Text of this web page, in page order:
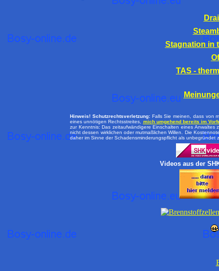
Stagnation in
TAS -
Hinweis! Schutzrechtsverletzung: Falls Sie meinen, dass von
eines unnötigen Rechtsstreites, mich umgehend bereits im
zur Kenntnis: Das zeitaufwändigere Einschalten eines
nicht dessen wirklichen oder mutmaßlichen Willen. Die
daher im Sinne der Schadensminderungspflicht als unbegründet
Videos aus der